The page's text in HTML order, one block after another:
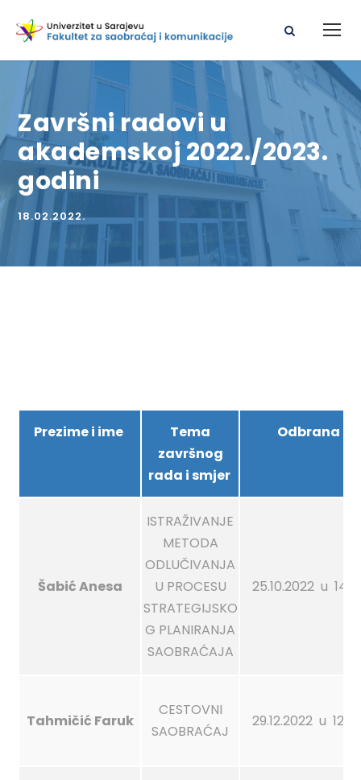
Završni radovi u
akademskoj 2022./2023.
godini
18.02.2022.
Prezime i ime
Tema
završnog
rada i smjer
Odbrana
Šabić Anesa
ISTRAŽIVANJE
METODA
ODLUČIVANJA
U PROCESU
STRATEGIJSKO
G PLANIRANJA
SAOBRAĆAJA
25.10.2022 u
Tahmičić Faruk
CESTOVNI
SAOBRAĆAJ
29.12.2022 u